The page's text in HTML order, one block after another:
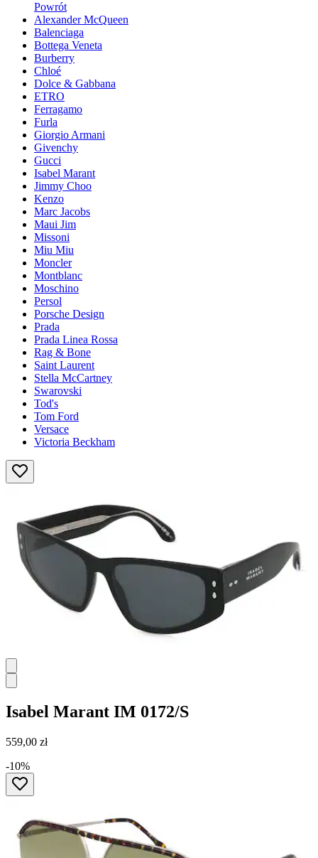
Powrót
Alexander McQueen
Balenciaga
Bottega Veneta
Burberry
Chloé
Dolce & Gabbana
ETRO
Ferragamo
Furla
Giorgio Armani
Givenchy
Gucci
Isabel Marant
Jimmy Choo
Kenzo
Marc Jacobs
Maui Jim
Missoni
Miu Miu
Moncler
Montblanc
Moschino
Persol
Porsche Design
Prada
Prada Linea Rossa
Rag & Bone
Saint Laurent
Stella McCartney
Swarovski
Tod's
Tom Ford
Versace
Victoria Beckham
Isabel Marant IM 0172/S
559,00 zł
-10%